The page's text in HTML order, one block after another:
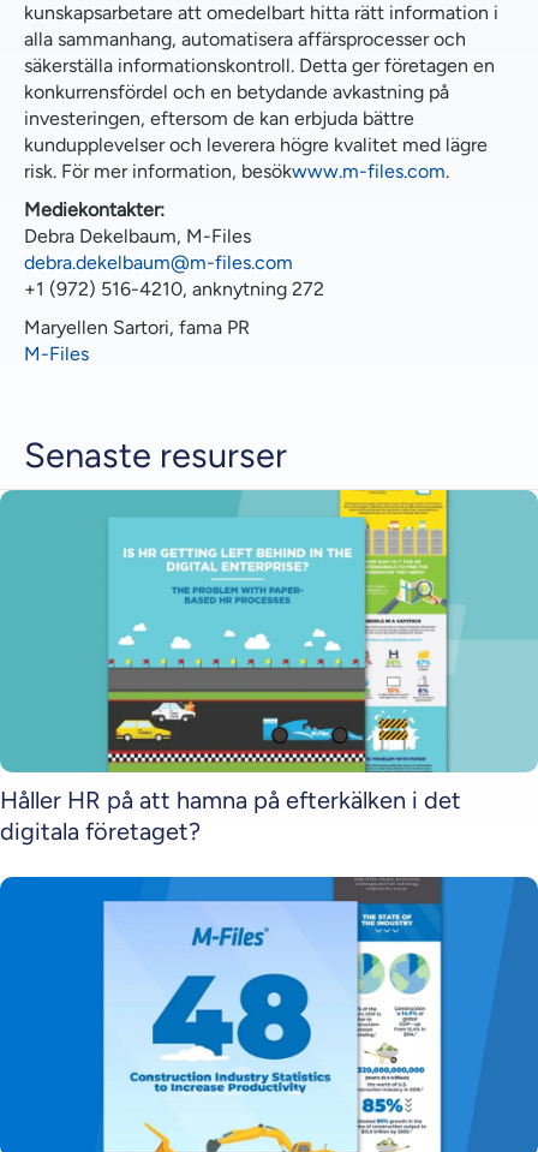
kunskapsarbetare att omedelbart hitta rätt information i
alla sammanhang, automatisera affärsprocesser och
säkerställa informationskontroll. Detta ger företagen en
konkurrensfördel och en betydande avkastning på
investeringen, eftersom de kan erbjuda bättre
kundupplevelser och leverera högre kvalitet med lägre
risk. För mer information, besökwww.m-files.com.
Mediekontakter:
Debra Dekelbaum, M-Files
debra.dekelbaum@m-files.com
+1 (972) 516-4210, anknytning 272
Maryellen Sartori, fama PR
M-Files
Senaste resurser
Håller HR på att hamna på efterkälken i det
digitala företaget?